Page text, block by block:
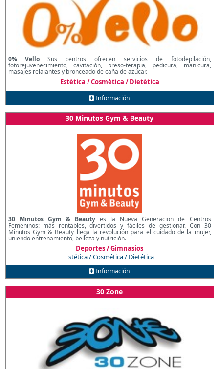
0% VelloSus centros ofrecen servicios de fotodepilación,
fotorejuvenecimiento, cavitación, preso-terapia, pedicura, manicura,
masajes relajantes y bronceado de caña de azúcar.
Estética / Cosmética / Dietética
Información
30 Minutos Gym & Beauty
30 Minutos Gym & Beautyes la Nueva Generación de Centros
Femeninos: más rentables, divertidos y fáciles de gestionar. Con 30
Minutos Gym & Beauty llega la revolución para el cuidado de la mujer,
uniendo entrenamiento, belleza y nutrición.
Deportes / Gimnasios
Estética / Cosmética / Dietética
Información
30 Zone